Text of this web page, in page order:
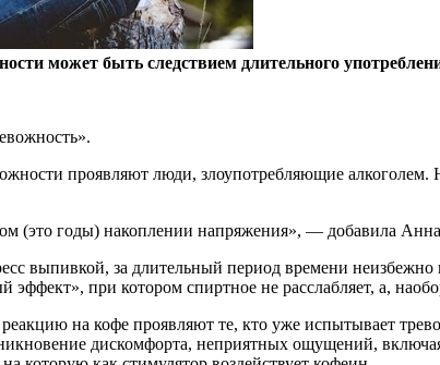
может быть следствием длительного
проявляют люди, злоупотребляющие
(это годы) накоплении напряжения», — добавила
выпивкой, за длительный период времени неизбежно
эффект», при котором спиртное не расслабляет, а,
на кофе проявляют те, кто уже испытывает
дискомфорта, неприятных ощущений,